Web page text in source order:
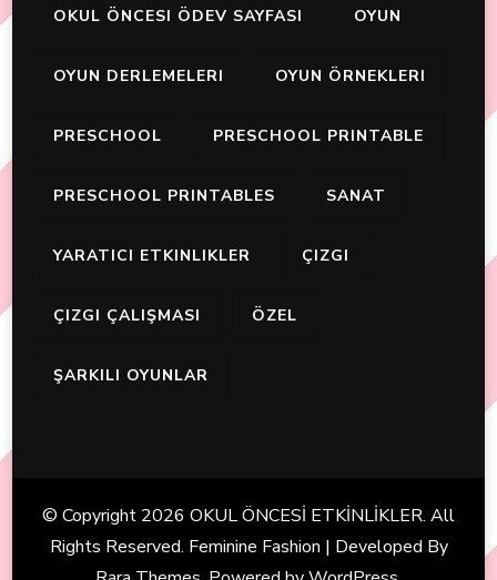
OKUL ÖNCESI ÖDEV SAYFASI OYUN
OYUN DERLEMELERI OYUN ÖRNEKLERI
PRESCHOOL PRESCHOOL PRINTABLE
PRESCHOOL PRINTABLES SANAT
YARATICI ETKINLIKLER ÇIZGI
ÇIZGI ÇALIŞMASI ÖZEL
ŞARKILI OYUNLAR
© Copyright 2026 OKUL ÖNCESİ ETKİNLİKLER. All
Rights Reserved. Feminine Fashion | Developed By